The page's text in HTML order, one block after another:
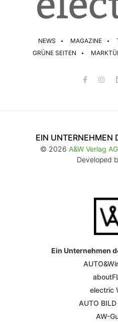
NEWS MAGAZINE
GRÜNE SEITEN
EIN UNTERNEHMEN
© 2026 A&W Verlag AG
Developed
Ein Unternehmen
electric
AUTO
AW-